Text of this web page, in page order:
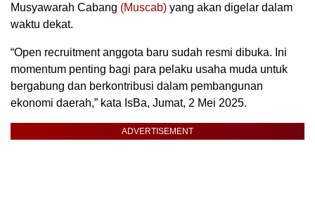
Musyawarah Cabang (Muscab) yang akan digelar dalam
waktu dekat.
“Open recruitment anggota baru sudah resmi dibuka. Ini
momentum penting bagi para pelaku usaha muda untuk
bergabung dan berkontribusi dalam pembangunan
ekonomi daerah,” kata IsBa, Jumat, 2 Mei 2025.
ADVERTISEMENT